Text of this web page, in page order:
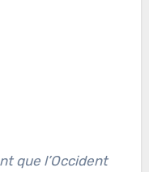
que l’Occident